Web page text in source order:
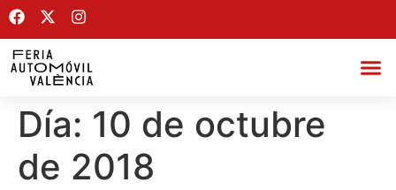
Día: 10 de octubre
de 2018